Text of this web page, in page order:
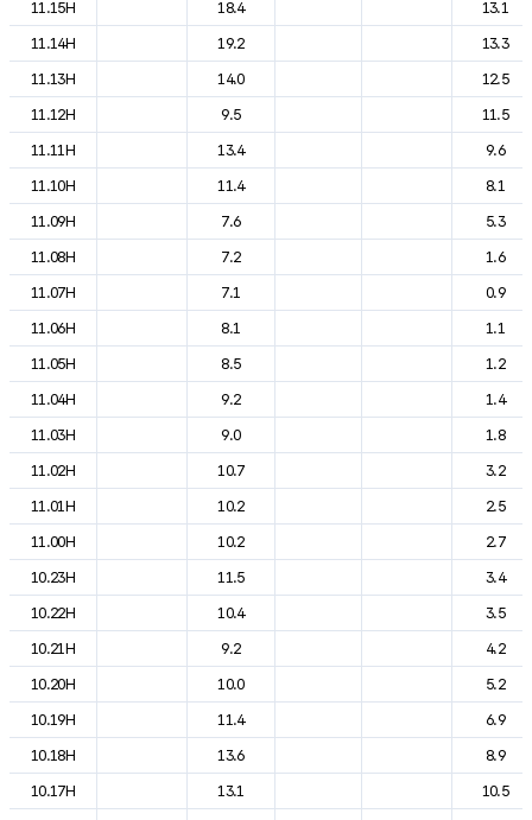
11.15H
18.4
13.1
11.14H
19.2
13.3
11.13H
14.0
12.5
11.12H
9.5
11.5
11.11H
13.4
9.6
11.10H
11.4
8.1
11.09H
7.6
5.3
11.08H
7.2
1.6
11.07H
7.1
0.9
11.06H
8.1
1.1
11.05H
8.5
1.2
11.04H
9.2
1.4
11.03H
9.0
1.8
11.02H
10.7
3.2
11.01H
10.2
2.5
11.00H
10.2
2.7
10.23H
11.5
3.4
10.22H
10.4
3.5
10.21H
9.2
4.2
10.20H
10.0
5.2
10.19H
11.4
6.9
10.18H
13.6
8.9
10.17H
13.1
10.5